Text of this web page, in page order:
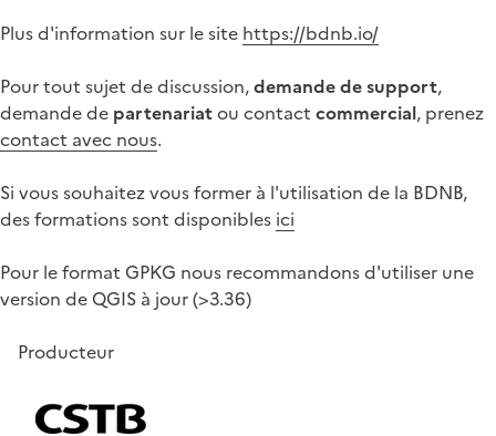
Plus d'information sur le site https://bdnb.io/
Pour tout sujet de discussion,demande de support,
demande de partenariatou contact commercial, prenez
contact avec nous.
Si vous souhaitez vous former à l'utilisation de la BDNB,
des formations sont disponibles ici
Pour le format GPKG nous recommandons d'utiliser une
version de QGIS à jour (>3.36)
Producteur